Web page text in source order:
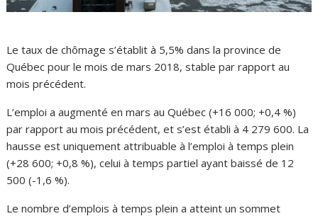
Le taux de chômage s’établit à 5,5% dans la province de
Québec pour le mois de mars 2018, stable par rapport au
mois précédent.
L’emploi a augmenté en mars au Québec (+16 000; +0,4 %)
par rapport au mois précédent, et s’est établi à 4 279 600. La
hausse est uniquement attribuable à l’emploi à temps plein
(+28 600; +0,8 %), celui à temps partiel ayant baissé de 12
500 (-1,6 %).
Le nombre d’emplois à temps plein a atteint un sommet